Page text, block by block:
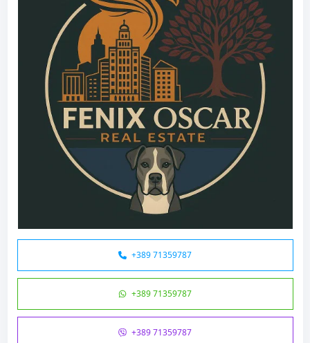
+389 71359787
+389 71359787
+389 71359787